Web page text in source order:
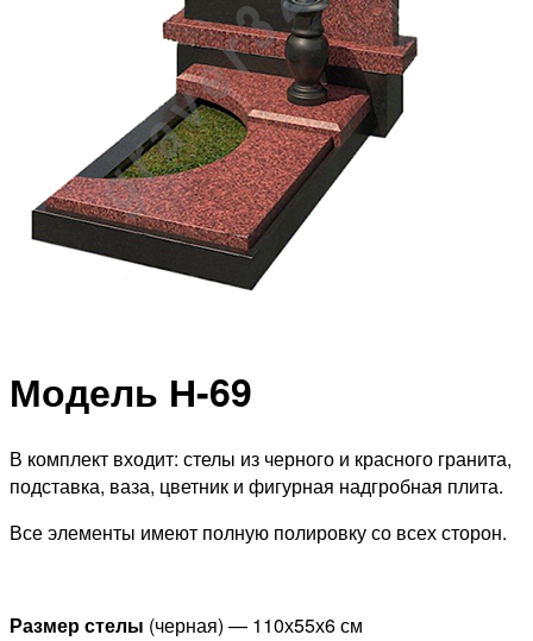
Модель Н-69
В комплект входит: стелы из черного и красного гранита,
подставка, ваза, цветник и фигурная надгробная плита.
Все элементы имеют полную полировку со всех сторон.
Размер стелы (черная) — 110х55х6 см